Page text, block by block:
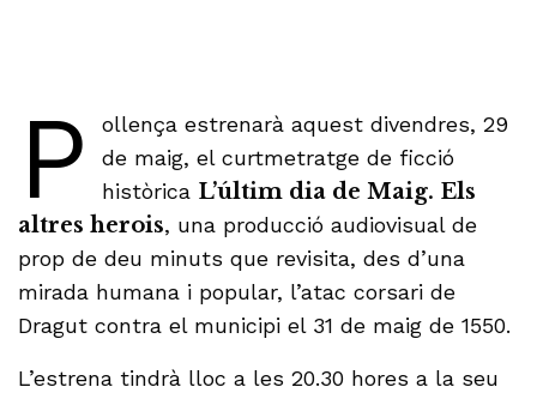
P
ollença estrenarà aquest divendres, 29
de maig, el curtmetratge de ficció
històrica L’últim dia de Maig. Els
altres herois, una producció audiovisual de
prop de deu minuts que revisita, des d’una
mirada humana i popular, l’atac corsari de
Dragut contra el municipi el 31 de maig de 1550.
L’estrena tindrà lloc a les 20.30 hores a la seu